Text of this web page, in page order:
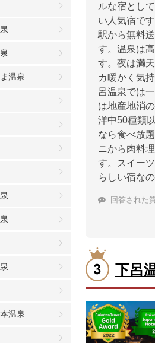
温泉
温泉
ルな宿とし
い人気宿で
駅から無料
す。温泉は
す。夜は満
カ暖かく気
呂温泉では
は地産地消
洋中50種類
なら食べ放
ニから肉料
す。スイー
らしい宿な
回答された
下呂